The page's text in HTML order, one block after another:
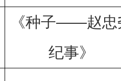
《种子——赵忠
纪事》